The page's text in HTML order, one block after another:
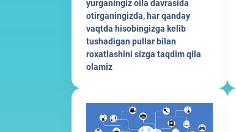
yurganingiz oila davrasida
otirganingizda, har qanday
vaqtda hisobingizga kelib
tushadigan pullar bilan
roxatlashini sizga taqdim qila
olamiz